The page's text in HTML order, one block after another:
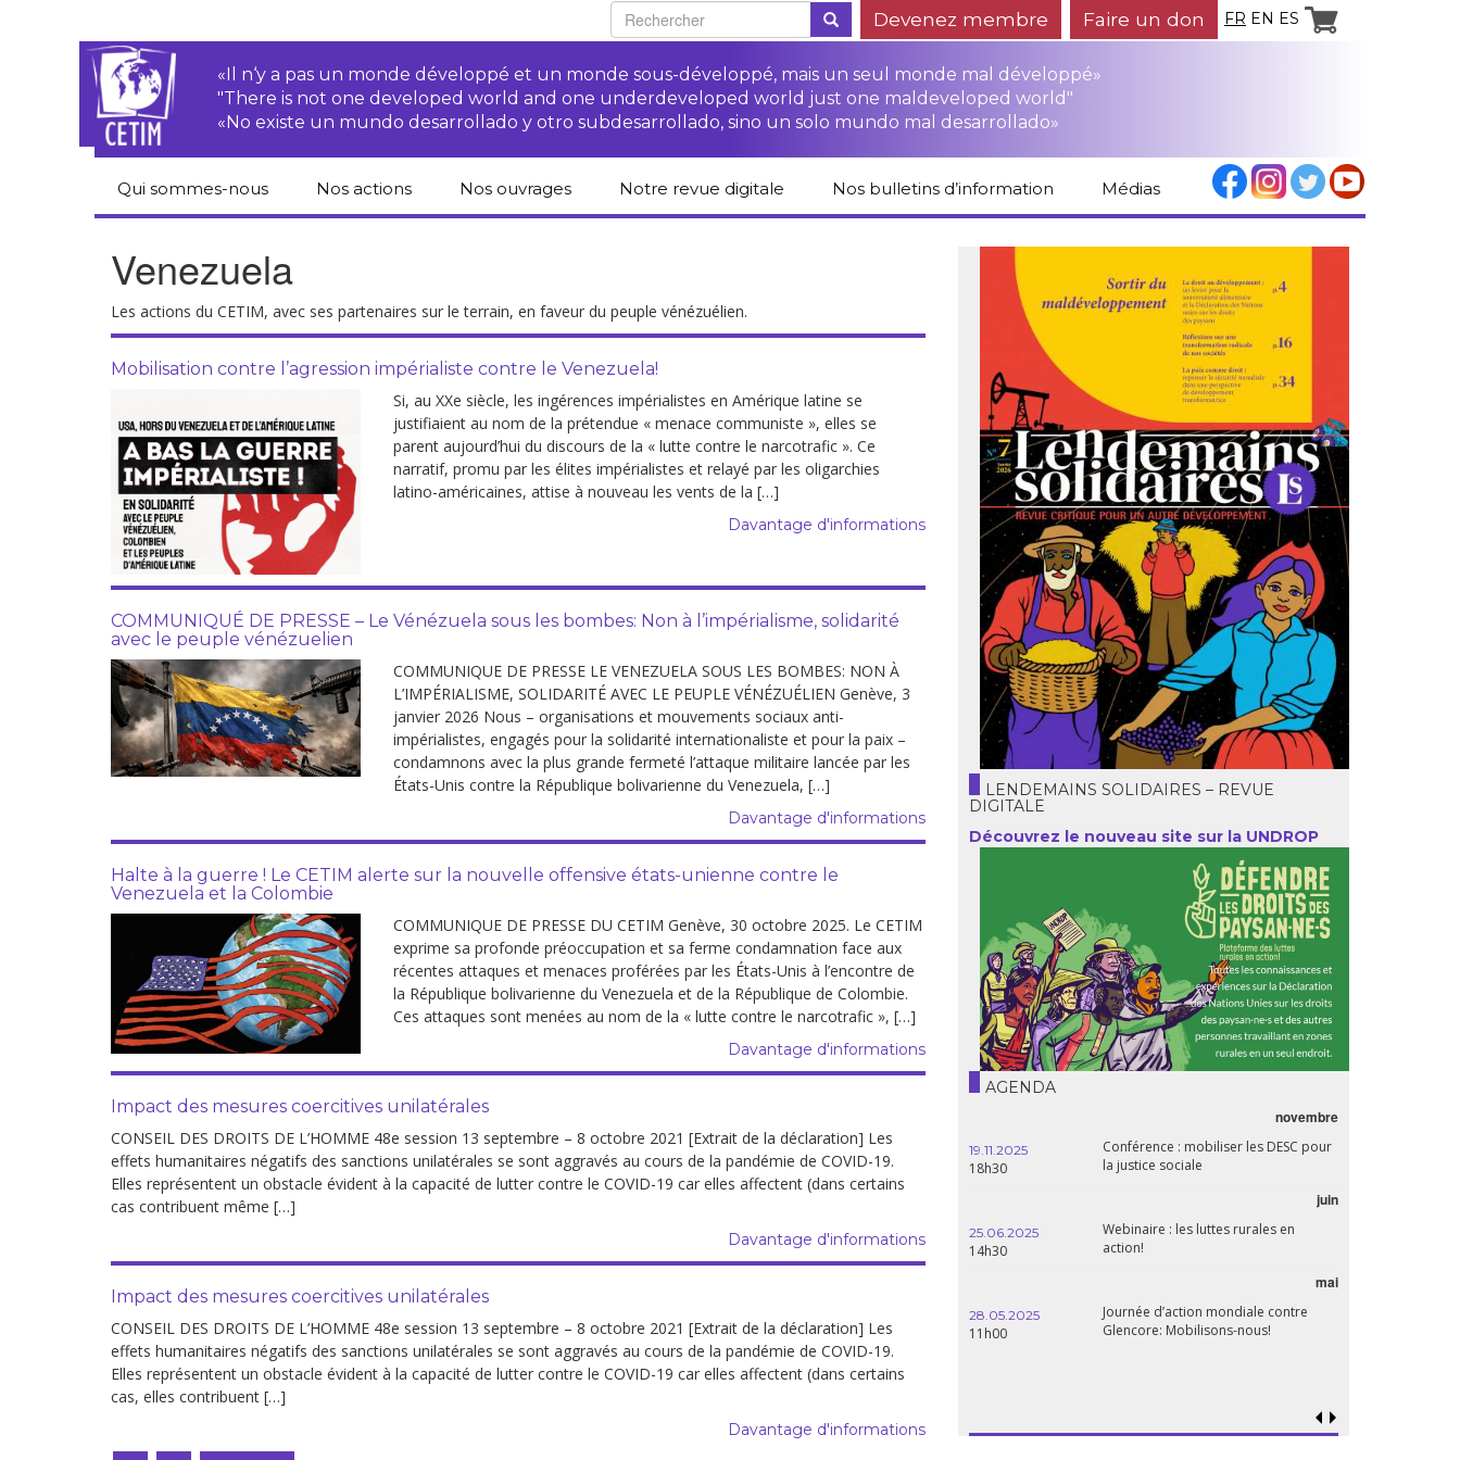
Devenez membre Faire un don FR EN ES
«Il n‘y a pas un monde développé et un monde sous-développé, mais un seul monde mal développé»
"There is not one developed world and one underdeveloped world just one maldeveloped world"
«No existe un mundo desarrollado y otro subdesarrollado, sino un solo mundo mal desarrollado»
Qui sommes-nous
Équipe
Newsletters
Statuts
Nos actions
Accès à la justice
pour les paysan.nes
sur les droits des
paysan.nes
Sociétés
transnationales
Campagne Stop à
l’impunité des
sociétés
Accès à la justice
pour les victimes des
STN
Justice
environnementale
Autres documents
Droits économiques,
sociaux et culturels
Droit au
développement
Par pays
Bolivie
Brésil
Chili
Colombie
France
Guatemala
Nigeria
Turquie
Déclarations à l’ONU
Conférences
Archives à
disposition
Nos ouvrages
PubliCETIM
demain
Hors-série
Publications droits
humains
Collection droits
humains
Cahiers critiques
Notre revue digitale
Lendemains
solidaires dans les
Nos bulletins d’information Médias
Revue de presse
Venezuela
Les actions du CETIM, avec ses partenaires sur le terrain, en faveur du peuple vénézuélien.
Mobilisation contre l’agression impérialiste contre le Venezuela!
Si, au XXe siècle, les ingérences impérialistes en Amérique latine se
justifiaient au nom de la prétendue « menace communiste », elles se
parent aujourd’hui du discours de la « lutte contre le narcotrafic ». Ce
narratif, promu par les élites impérialistes et relayé par les oligarchies
latino-américaines, attise à nouveau les vents de la […]
Davantage d'informations
COMMUNIQUÉ DE PRESSE – Le Vénézuela sous les bombes: Non à l’impérialisme, solidarité
avec le peuple vénézuelien
COMMUNIQUE DE PRESSE LE VENEZUELA SOUS LES BOMBES: NON À
L’IMPÉRIALISME, SOLIDARITÉ AVEC LE PEUPLE VÉNÉZUÉLIEN Genève, 3
janvier 2026 Nous – organisations et mouvements sociaux anti-
impérialistes, engagés pour la solidarité internationaliste et pour la paix –
condamnons avec la plus grande fermeté l’attaque militaire lancée par les
États-Unis contre la République bolivarienne du Venezuela, […]
Davantage d'informations
Halte à la guerre ! Le CETIM alerte sur la nouvelle offensive états-unienne contre le
Venezuela et la Colombie
COMMUNIQUE DE PRESSE DU CETIM Genève, 30 octobre 2025. Le CETIM
exprime sa profonde préoccupation et sa ferme condamnation face aux
récentes attaques et menaces proférées par les États-Unis à l’encontre de
la République bolivarienne du Venezuela et de la République de Colombie.
Ces attaques sont menées au nom de la « lutte contre le narcotrafic », […]
Davantage d'informations
Impact des mesures coercitives unilatérales
CONSEIL DES DROITS DE L’HOMME 48e session 13 septembre – 8 octobre 2021 [Extrait de la déclaration] Les
effets humanitaires négatifs des sanctions unilatérales se sont aggravés au cours de la pandémie de COVID-19.
Elles représentent un obstacle évident à la capacité de lutter contre le COVID-19 car elles affectent (dans certains
cas contribuent même […]
Davantage d'informations
Impact des mesures coercitives unilatérales
CONSEIL DES DROITS DE L’HOMME 48e session 13 septembre – 8 octobre 2021 [Extrait de la déclaration] Les
effets humanitaires négatifs des sanctions unilatérales se sont aggravés au cours de la pandémie de COVID-19.
Elles représentent un obstacle évident à la capacité de lutter contre le COVID-19 car elles affectent (dans certains
cas, elles contribuent […]
Davantage d'informations
LENDEMAINS SOLIDAIRES – REVUE
DIGITALE
Découvrez le nouveau site sur la UNDROP
AGENDA
novembre
19.11.2025
18h30
Conférence : mobiliser les DESC pour
la justice sociale
juin
25.06.2025
14h30
Webinaire : les luttes rurales en
action!
mai
28.05.2025
11h00
Journée d’action mondiale contre
Glencore: Mobilisons-nous!